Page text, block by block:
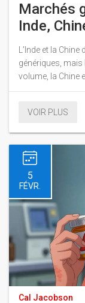
Marchés
Inde,
L'Inde et la
génériques, mais
volume, la Chine
Cambodge
l'avenir des
VOIR PLUS
5
FÉVR.
Cal Jacobson